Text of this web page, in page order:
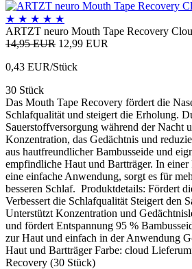
★ ★ ★ ★ ★
ARTZT neuro Mouth Tape Recovery
14,95 EUR 12,99 EUR
0,43 EUR/Stück
30 Stück
Das Mouth Tape Recovery fördert die
Schlafqualität und steigert die Erholung.
Sauerstoffversorgung während der Nacht
Konzentration, das Gedächtnis und
aus hautfreundlicher Bambusseide und
empfindliche Haut und Bartträger. In
eine einfache Anwendung, sorgt es für
besseren Schlaf. Produktdetails: Fördert
Verbessert die Schlafqualität Steigert den
Unterstützt Konzentration und
und fördert Entspannung 95 %
zur Haut und einfach in der Anwendung
Haut und Bartträger Farbe: cloud
Recovery (30 Stück)